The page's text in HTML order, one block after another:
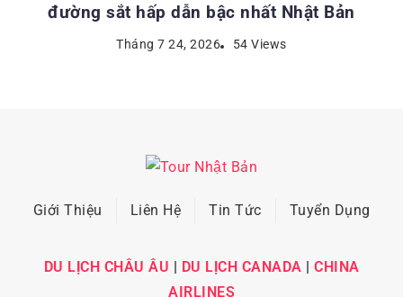
đường sắt hấp dẫn bậc nhất Nhật Bản
Tháng 7 24, 2026 54 Views
Giới Thiệu Liên Hệ Tin Tức Tuyển Dụng
DU LỊCH CHÂU ÂU | DU LỊCH CANADA | CHINA
AIRLINES